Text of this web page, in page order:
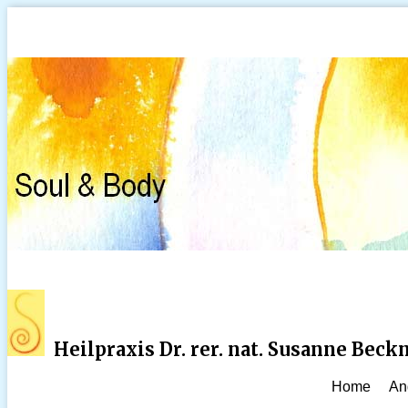
Heilpraxis Dr. rer. nat. Susanne
Home